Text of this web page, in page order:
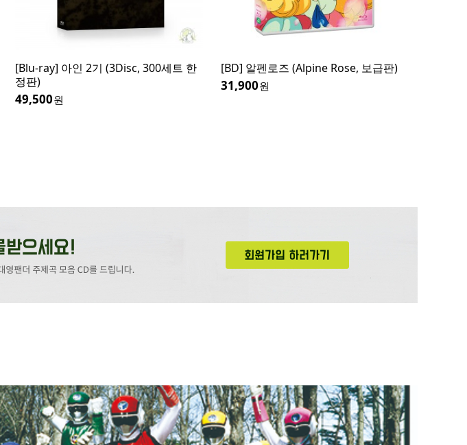
[Blu-ray] 아인 2기 (3Disc, 300세트 한
정판)
49,500원
[BD] 알펜로즈 (Alpine Rose, 보급판)
31,900원